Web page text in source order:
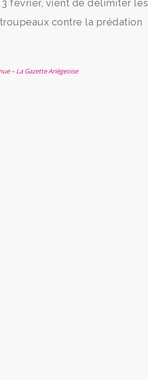
février, vient de délimiter les
contre la prédation
– La Gazette Ariégeoise